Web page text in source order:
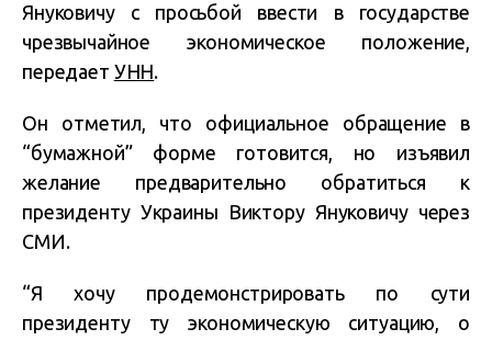
Януковичу с просьбой ввести в государстве
чрезвычайное экономическое положение,
передает УНН.
Он отметил, что официальное обращение в
“бумажной” форме готовится, но изъявил
желание предварительно обратиться к
президенту Украины Виктору Януковичу через
СМИ.
“Я хочу продемонстрировать по сути
президенту ту экономическую ситуацию, о